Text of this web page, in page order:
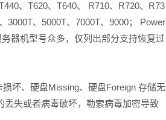
、T620、T640、 R710、R720、R73
3000T、5000T、7000T、9000； Power
器机型号众多，仅列出部分支持恢复过
坏、硬盘Missing、硬盘Foreign 存储无
丢失或者病毒破坏，勒索病毒加密导致